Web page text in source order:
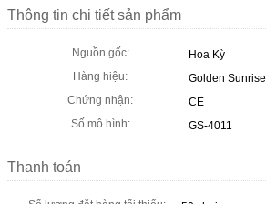
Thông tin chi tiết sản phẩm
Nguồn gốc:
Hoa Kỳ
Hàng hiệu:
Golden Sunrise
Chứng nhận:
CE
Số mô hình:
GS-4011
Thanh toán